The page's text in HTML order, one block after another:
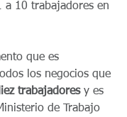
a 10 trabajadores en
que es
los negocios que
trabajadores y es
de Trabajo